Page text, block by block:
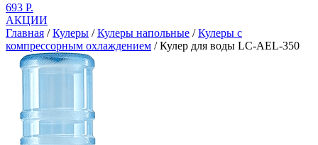
693 Р.
АКЦИИ
Главная /Кулеры /Кулеры напольные /Кулеры с
компрессорным охлаждением /Кулер для воды LC-AEL-350